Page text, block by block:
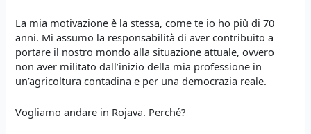
La mia motivazione è la stessa, come te io ho più di 70
anni. Mi assumo la responsabilità di aver contribuito a
portare il nostro mondo alla situazione attuale, ovvero
non aver militato dall’inizio della mia professione in
un’agricoltura contadina e per una democrazia reale.
Vogliamo andare in Rojava. Perché?